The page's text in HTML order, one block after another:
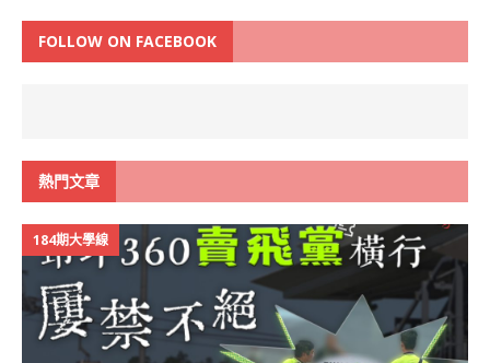
FOLLOW ON FACEBOOK
熱門文章
184期大學線